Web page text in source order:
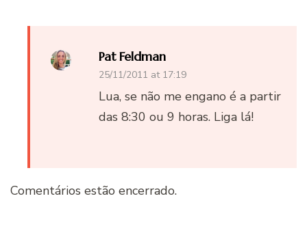
Pat Feldman
25/11/2011 at 17:19
Lua, se não me engano é a partir
das 8:30 ou 9 horas. Liga lá!
Comentários estão encerrado.